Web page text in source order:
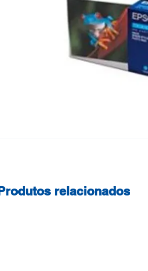
relacionados